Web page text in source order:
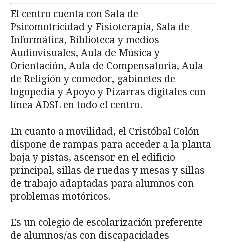
El centro cuenta con Sala de
Psicomotricidad y Fisioterapia, Sala de
Informática, Biblioteca y medios
Audiovisuales, Aula de Música y
Orientación, Aula de Compensatoria, Aula
de Religión y comedor, gabinetes de
logopedia y Apoyo y Pizarras digitales con
línea ADSL en todo el centro.
En cuanto a movilidad, el Cristóbal Colón
dispone de rampas para acceder a la planta
baja y pistas, ascensor en el edificio
principal, sillas de ruedas y mesas y sillas
de trabajo adaptadas para alumnos con
problemas motóricos.
Es un colegio de escolarización preferente
de alumnos/as con discapacidades